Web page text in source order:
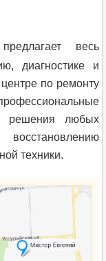
весь
диагностике и
по ремонту
решения любых
техники.